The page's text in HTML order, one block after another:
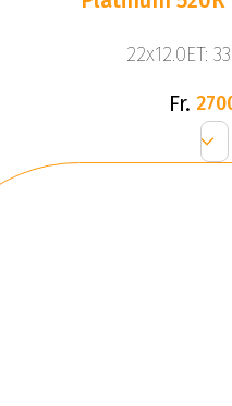
22x12.0ET:
Fr.